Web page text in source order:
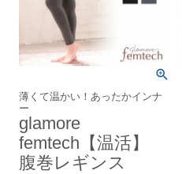
薄くて温かい！あったかインナ
ー
glamore
femtech【温活】
腹巻レギンス